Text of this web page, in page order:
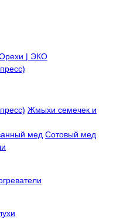
| ЭКО
Жмыхи семечек и
мед Сотовый мед